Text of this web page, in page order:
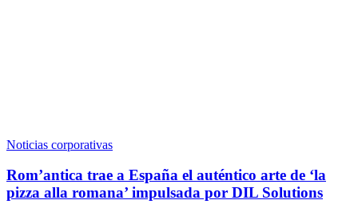
Noticias corporativas
Rom’antica trae a España el auténtico arte de ‘la
pizza alla romana’ impulsada por DIL Solutions